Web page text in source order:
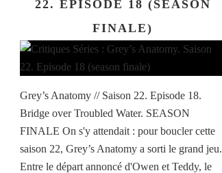
22. EPISODE 18 (SEASON
FINALE)
Grey’s Anatomy // Saison 22. Episode 18.
Bridge over Troubled Water. SEASON
FINALE On s'y attendait : pour boucler cette
saison 22, Grey’s Anatomy a sorti le grand jeu.
Entre le départ annoncé d'Owen et Teddy, le